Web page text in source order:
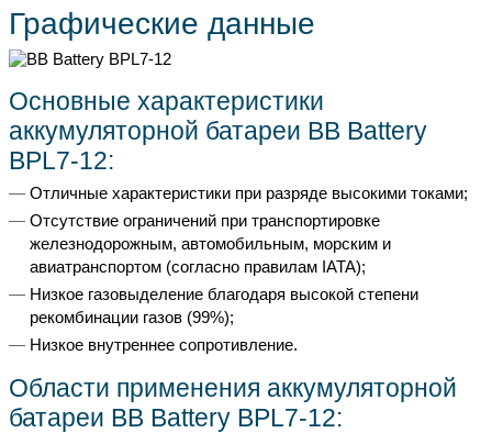
Графические данные
Основные характеристики
аккумуляторной батареи BB Battery
BPL7-12:
Отличные характеристики при разряде высокими токами;
Отсутствие ограничений при транспортировке
железнодорожным, автомобильным, морским и
авиатранспортом (согласно правилам IATA);
Низкое газовыделение благодаря высокой степени
рекомбинации газов (99%);
Низкое внутреннее сопротивление.
Области применения аккумуляторной
батареи BB Battery BPL7-12: